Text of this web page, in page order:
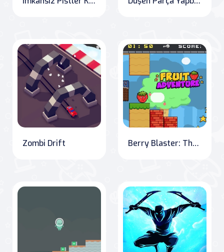
Zombi Drift Berry Blaster: The Fruit Adventure